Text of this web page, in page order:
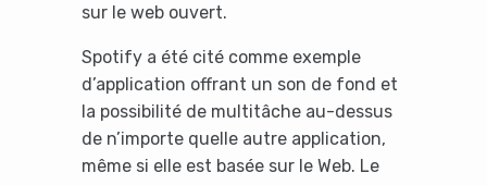
sur le web ouvert.
Spotify a été cité comme exemple
d’application offrant un son de fond et
la possibilité de multitâche au-dessus
de n’importe quelle autre application,
même si elle est basée sur le Web. Le